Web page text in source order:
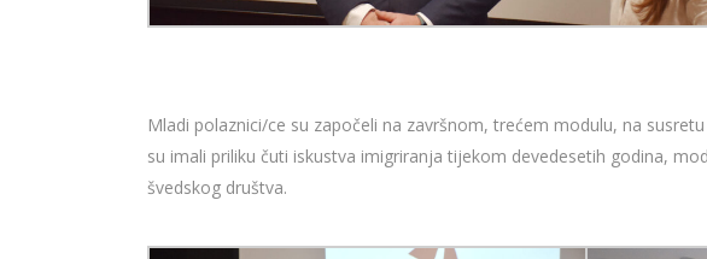
Mladi polaznici/ce su započeli na završnom, trećem modulu, na
su imali priliku čuti iskustva imigriranja tijekom devedesetih godina,
švedskog društva.